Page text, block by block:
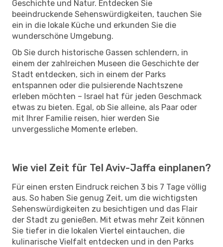
Geschichte und Natur. Entdecken Sie
beeindruckende Sehenswürdigkeiten, tauchen Sie
ein in die lokale Küche und erkunden Sie die
wunderschöne Umgebung.
Ob Sie durch historische Gassen schlendern, in
einem der zahlreichen Museen die Geschichte der
Stadt entdecken, sich in einem der Parks
entspannen oder die pulsierende Nachtszene
erleben möchten – Israel hat für jeden Geschmack
etwas zu bieten. Egal, ob Sie alleine, als Paar oder
mit Ihrer Familie reisen, hier werden Sie
unvergessliche Momente erleben.
Wie viel Zeit für Tel Aviv-Jaffa einplanen?
Für einen ersten Eindruck reichen 3 bis 7 Tage völlig
aus. So haben Sie genug Zeit, um die wichtigsten
Sehenswürdigkeiten zu besichtigen und das Flair
der Stadt zu genießen. Mit etwas mehr Zeit können
Sie tiefer in die lokalen Viertel eintauchen, die
kulinarische Vielfalt entdecken und in den Parks